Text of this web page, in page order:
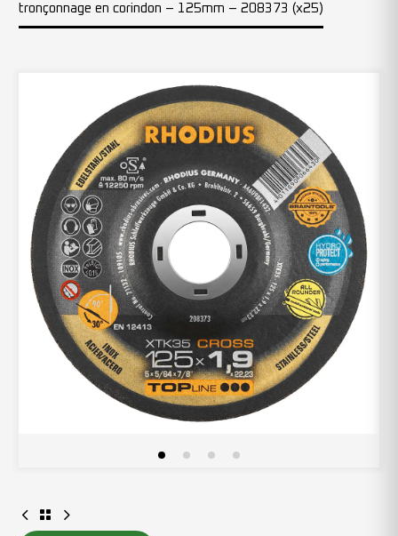
tronçonnage en corindon – 125mm – 208373 (x25)